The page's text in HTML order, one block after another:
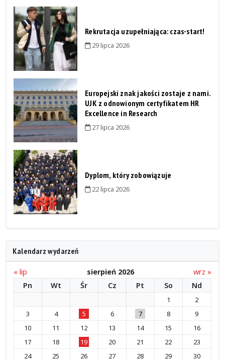
Rekrutacja uzupełniająca: czas-start!
29 lipca 2026
Europejski znak jakości zostaje z nami.
UJK z odnowionym certyfikatem HR
Excellence in Research
27 lipca 2026
Dyplom, który zobowiązuje
22 lipca 2026
Kalendarz wydarzeń
« lip sierpień 2026
wrz »
Pn
Wt Śr Cz Pt So Nd
1
2
3
4 5 6 7 8
9
10
11 12 13 14 15
16
17
18 19 20 21 22
23
24
25 26 27 28 29
30